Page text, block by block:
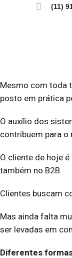
(11)
Mesmo com toda
posto em prática
O auxílio dos
contribuem para o
O cliente de hoje
também no B2B.
Clientes buscam
Mas ainda falta
ser levadas em
Diferentes